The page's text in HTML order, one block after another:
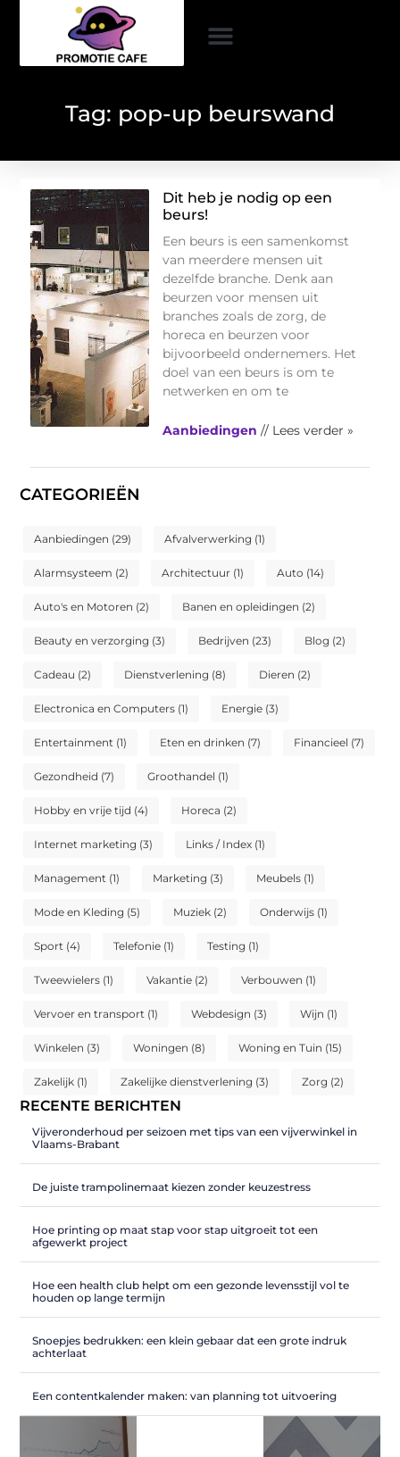
Tag: pop-up beurswand
CATEGORIEËN
Aanbiedingen (29) Afvalverwerking (1)
Alarmsysteem (2) Architectuur (1) Auto (14)
Auto's en Motoren (2) Banen en opleidingen (2)
Beauty en verzorging (3) Bedrijven (23) Blog (2)
Cadeau (2) Dienstverlening (8) Dieren (2)
Electronica en Computers (1) Energie (3)
Entertainment (1) Eten en drinken (7) Financieel (7)
Gezondheid (7) Groothandel (1)
Hobby en vrije tijd (4) Horeca (2)
Internet marketing (3) Links / Index (1)
Management (1) Marketing (3) Meubels (1)
Mode en Kleding (5) Muziek (2) Onderwijs (1)
Sport (4) Telefonie (1) Testing (1)
Tweewielers (1) Vakantie (2) Verbouwen (1)
Vervoer en transport (1) Webdesign (3) Wijn (1)
Winkelen (3) Woningen (8) Woning en Tuin (15)
Zakelijk (1) Zakelijke dienstverlening (3) Zorg (2)
RECENTE BERICHTEN
Vijveronderhoud per seizoen met tips van een vijverwinkel in
Vlaams-Brabant
De juiste trampolinemaat kiezen zonder keuzestress
Hoe printing op maat stap voor stap uitgroeit tot een
afgewerkt project
Hoe een health club helpt om een gezonde levensstijl vol te
houden op lange termijn
Snoepjes bedrukken: een klein gebaar dat een grote indruk
achterlaat
Een contentkalender maken: van planning tot uitvoering
Dit heb je nodig op een
beurs!
Een beurs is een samenkomst
van meerdere mensen uit
dezelfde branche. Denk aan
beurzen voor mensen uit
branches zoals de zorg, de
horeca en beurzen voor
bijvoorbeeld ondernemers. Het
doel van een beurs is om te
netwerken en om te
Aanbiedingen // Lees verder »